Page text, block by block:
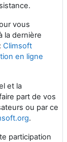
vous
la dernière
Climsoft
en ligne
et la
part de vos
ou par ce
.
participation